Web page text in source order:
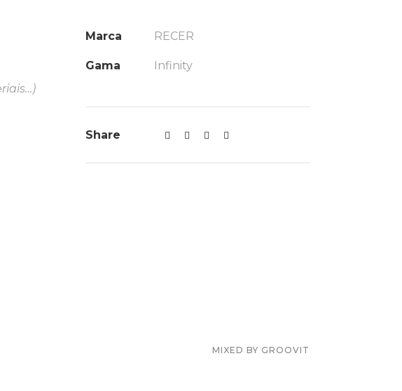
Marca RECER
Gama Infinity
Share
MIXED BY GROOVIT